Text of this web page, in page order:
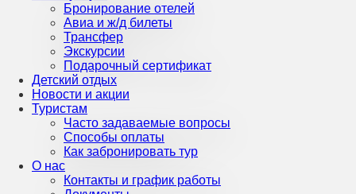
Бронирование отелей
Авиа и ж/д билеты
Трансфер
Экскурсии
Подарочный сертификат
Детский отдых
Новости и акции
Туристам
Часто задаваемые вопросы
Способы оплаты
Как забронировать тур
О нас
Контакты и график работы